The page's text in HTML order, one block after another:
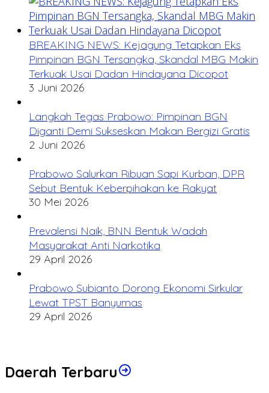
BREAKING NEWS: Kejagung Tetapkan Eks
Pimpinan BGN Tersangka, Skandal MBG Makin
Terkuak Usai Dadan Hindayana Dicopot
3 Juni 2026
Langkah Tegas Prabowo: Pimpinan BGN
Diganti Demi Sukseskan Makan Bergizi Gratis
2 Juni 2026
Prabowo Salurkan Ribuan Sapi Kurban, DPR
Sebut Bentuk Keberpihakan ke Rakyat
30 Mei 2026
Prevalensi Naik, BNN Bentuk Wadah
Masyarakat Anti Narkotika
29 April 2026
Prabowo Subianto Dorong Ekonomi Sirkular
Lewat TPST Banyumas
29 April 2026
Daerah Terbaru